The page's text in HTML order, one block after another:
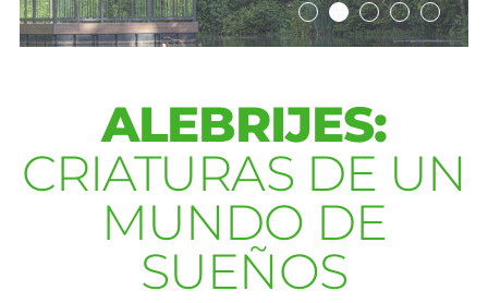
ALEBRIJES:
CRIATURAS DE UN
MUNDO DE
SUEÑOS